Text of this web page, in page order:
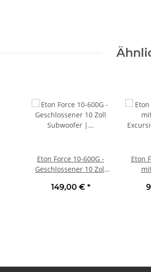
Eton Force 10-600G -
Geschlossener 10 Zoll
sehr gut
149,00 € *
Eton